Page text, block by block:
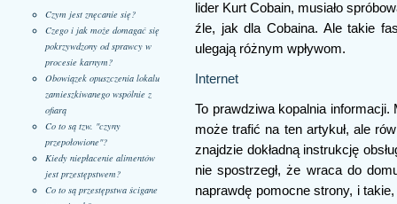
Czym jest znęcanie się?
Czego i jak może domagać się
pokrzywdzony od sprawcy w
procesie karnym?
Obowiązek opuszczenia lokalu
zamieszkiwanego wspólnie z
ofiarą
Co to są tzw. "czyny
przepołowione"?
Kiedy niepłacenie alimentów
jest przestępstwem?
Co to są przestępstwa ścigane
lider Kurt Cobain, musiało
źle, jak dla Cobaina. Ale takie
ulegają różnym wpływom.
Internet
To prawdziwa kopalnia
może trafić na ten artykuł, ale
znajdzie dokładną instrukcję
nie spostrzegł, że wraca do
naprawdę pomocne strony, i